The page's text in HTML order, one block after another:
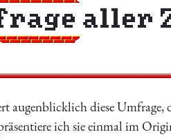
aller
augenblicklich diese
ich sie einmal im